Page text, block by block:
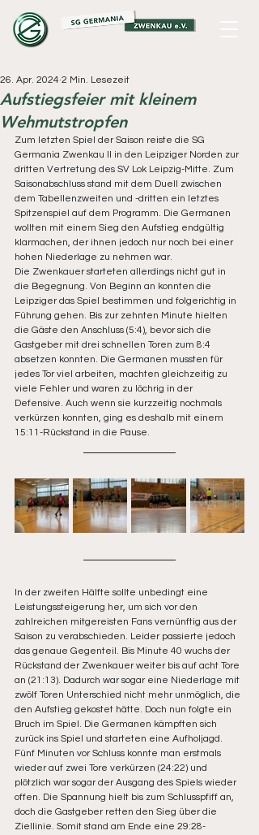
Aufstiegsfeier mit kleinem
Wehmutstropfen
26. Apr. 2024 2 Min. Lesezeit
Zum letzten Spiel der Saison reiste die SG
Germania Zwenkau II in den Leipziger Norden zur
dritten Vertretung des SV Lok Leipzig-Mitte. Zum
Saisonabschluss stand mit dem Duell zwischen
dem Tabellenzweiten und -dritten ein letztes
Spitzenspiel auf dem Programm. Die Germanen
wollten mit einem Sieg den Aufstieg endgültig
klarmachen, der ihnen jedoch nur noch bei einer
hohen Niederlage zu nehmen war.
Die Zwenkauer starteten allerdings nicht gut in
die Begegnung. Von Beginn an konnten die
Leipziger das Spiel bestimmen und folgerichtig in
Führung gehen. Bis zur zehnten Minute hielten
die Gäste den Anschluss (5:4), bevor sich die
Gastgeber mit drei schnellen Toren zum 8:4
absetzen konnten. Die Germanen mussten für
jedes Tor viel arbeiten, machten gleichzeitig zu
viele Fehler und waren zu löchrig in der
Defensive. Auch wenn sie kurzzeitig nochmals
verkürzen konnten, ging es deshalb mit einem
15:11-Rückstand in die Pause.
In der zweiten Hälfte sollte unbedingt eine
Leistungssteigerung her, um sich vor den
zahlreichen mitgereisten Fans vernünftig aus der
Saison zu verabschieden. Leider passierte jedoch
das genaue Gegenteil. Bis Minute 40 wuchs der
Rückstand der Zwenkauer weiter bis auf acht Tore
an (21:13). Dadurch war sogar eine Niederlage mit
zwölf Toren Unterschied nicht mehr unmöglich, die
den Aufstieg gekostet hätte. Doch nun folgte ein
Bruch im Spiel. Die Germanen kämpften sich
zurück ins Spiel und starteten eine Aufholjagd.
Fünf Minuten vor Schluss konnte man erstmals
wieder auf zwei Tore verkürzen (24:22) und
plötzlich war sogar der Ausgang des Spiels wieder
offen. Die Spannung hielt bis zum Schlusspfiff an,
doch die Gastgeber retten den Sieg über die
Ziellinie. Somit stand am Ende eine 29:28-